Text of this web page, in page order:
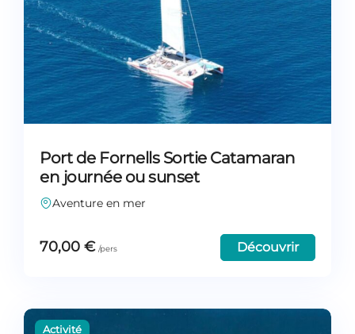
Port de Fornells Sortie Catamaran
en journée ou sunset
Aventure en mer
70,00 € Découvrir